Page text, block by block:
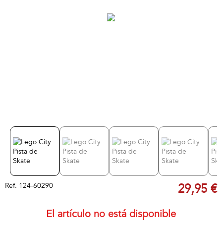
Ref. 124-60290 29,95 €
El artículo no está disponible